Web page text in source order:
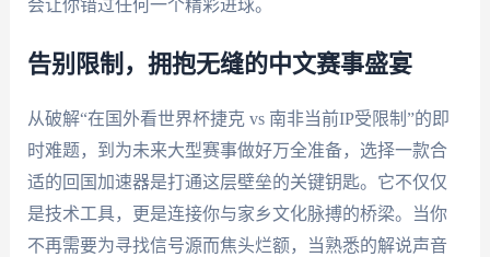
会让你错过任何一个精彩进球。
告别限制，拥抱无缝的中文赛事盛宴
从破解“在国外看世界杯捷克 vs 南非当前IP受限制”的即
时难题，到为未来大型赛事做好万全准备，选择一款合
适的回国加速器是打通这层壁垒的关键钥匙。它不仅仅
是技术工具，更是连接你与家乡文化脉搏的桥梁。当你
不再需要为寻找信号源而焦头烂额，当熟悉的解说声音